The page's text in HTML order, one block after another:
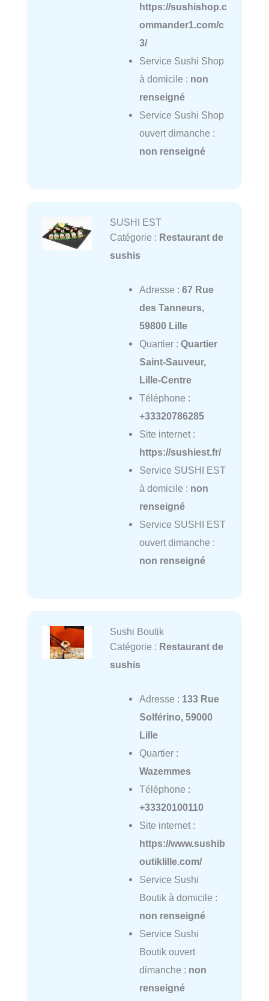
https://sushishop.c
ommander1.com/c
3/
Service Sushi Shop
à domicile : non
renseigné
Service Sushi Shop
ouvert dimanche :
non renseigné
SUSHI EST
Catégorie : Restaurant de
sushis
Adresse : 67 Rue
des Tanneurs,
59800 Lille
Quartier : Quartier
Saint-Sauveur,
Lille-Centre
Téléphone :
+33320786285
Site internet :
https://sushiest.fr/
Service SUSHI EST
à domicile : non
renseigné
Service SUSHI EST
ouvert dimanche :
non renseigné
Sushi Boutik
Catégorie : Restaurant de
sushis
Adresse : 133 Rue
Solférino, 59000
Lille
Quartier :
Wazemmes
Téléphone :
+33320100110
Site internet :
https://www.sushib
outiklille.com/
Service Sushi
Boutik à domicile :
non renseigné
Service Sushi
Boutik ouvert
dimanche : non
renseigné